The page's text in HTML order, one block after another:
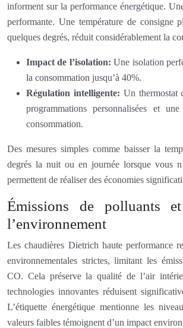
informent sur la performance énergétique.
performante. Une température de consigne
quelques degrés, réduit considérablement la
Impact de l’isolation:Une isolation
la consommation jusqu’à 40%.
Régulation intelligente: Un thermostat
programmations personnalisées et
consommation.
Des mesures simples comme baisser la
degrés la nuit ou en journée lorsque vous
permettent de réaliser des économies
Émissions de polluants
l’environnement
Les chaudières Dietrich haute performance
environnementales strictes, limitant les
CO. Cela préserve la qualité de l’air
technologies innovantes réduisent
L’étiquette énergétique mentionne les
valeurs faibles témoignent d’un impact